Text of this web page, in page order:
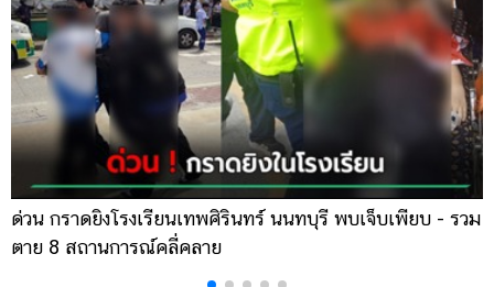
ถือ
ราคา
ทอง
ราคา
น้ำมัน
วา
ไร
ตี้
ด่วน กราดยิงโรงเรียนเทพศิรินทร์ นนทบุรี พบเจ็บเพียบ - รวม
ตาย 8 สถานการณ์คลี่คลาย